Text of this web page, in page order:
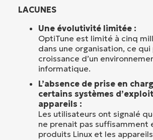
LACUNES
Une évolutivité limitée :
OptiTune est limité à cinq
dans une organisation, ce
croissance d’un
informatique.
L’absence de prise en
certains systèmes
appareils :
Les utilisateurs ont signalé
ne prenait pas suffisamment
produits Linux et les